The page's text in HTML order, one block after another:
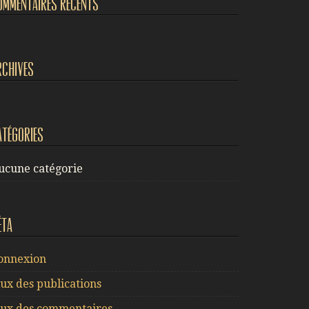
récents
catégorie
des publications